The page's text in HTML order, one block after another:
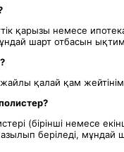
қарызы немесе
шарт отбасын
қалай қам
?
(бірінші немесе
беріледі, мұндай